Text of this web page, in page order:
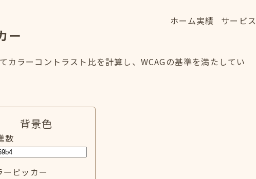
ホーム実績
サービス
ー
カラーコントラスト比を計算し、WCAGの基準を満たしてい
背景色
数
ーピッカー